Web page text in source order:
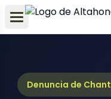
Denuncia de